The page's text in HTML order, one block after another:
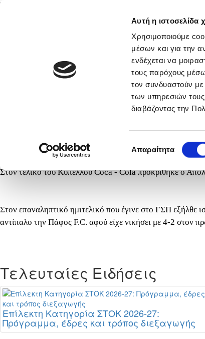
Αυτή η ιστοσελίδα
Χρησιμοποιούμε
μέσων και για την
ενδέχεται να
τους παρόχους
τον συνδυαστούν
των υπηρεσιών
διαβάζοντας την
συγκατάθεσης
Απαραίτητα
Νέα & Πληροφορίες Εθνικές
Στατιστικά
Κύπελλο Coca-Cola: Στον
Στον τελικό του Κυπέλλου Coca - Cola προκρίθηκε ο
Στον επαναληπτικό ημιτελικό που έγινε στο ΓΣΠ
αντίπαλο την Πάφος F.C. αφού είχε νικήσει με 4-2 στον
Τελευταίες Ειδήσεις
Επίλεκτη Κατηγορία ΣΤΟΚ 2026-27:
Πρόγραμμα, έδρες και τρόπος διεξαγωγής